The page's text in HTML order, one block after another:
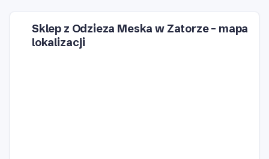
Sklep z Odzieza Meska w Zatorze – mapa
lokalizacji